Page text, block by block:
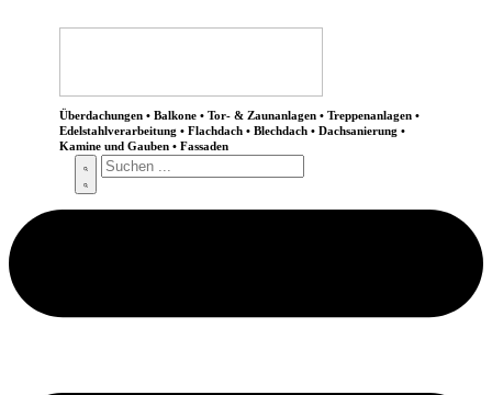
Überdachungen • Balkone • Tor- & Zaunanlagen • Treppenanlagen •
Edelstahlverarbeitung • Flachdach • Blechdach • Dachsanierung •
Kamine und Gauben • Fassaden